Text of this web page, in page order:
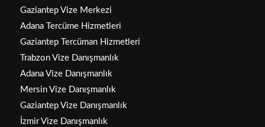
Gaziantep Vize Merkezi
Adana Tercüme Hizmetleri
Gaziantep Tercüman Hizmetleri
Trabzon Vize Danışmanlık
Adana Vize Danışmanlık
Mersin Vize Danışmanlık
Gaziantep Vize Danışmanlık
İzmir Vize Danışmanlık